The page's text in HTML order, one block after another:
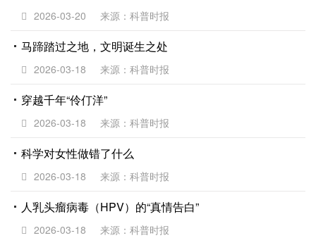
2026-03-20 来源：科普时报
马蹄踏过之地，文明诞生之处
2026-03-18 来源：科普时报
穿越千年“伶仃洋”
2026-03-18 来源：科普时报
科学对女性做错了什么
2026-03-18 来源：科普时报
人乳头瘤病毒（HPV）的“真情告白”
2026-03-18 来源：科普时报